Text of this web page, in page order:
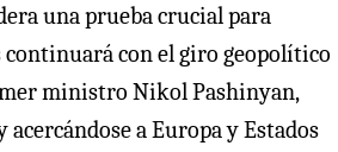
una prueba crucial para
con el giro geopolítico
ministro Nikol Pashinyan,
acercándose a Europa y Estados